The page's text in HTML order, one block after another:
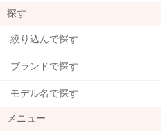
探す
絞り込んで探す
ブランドで探す
モデル名で探す
メニュー